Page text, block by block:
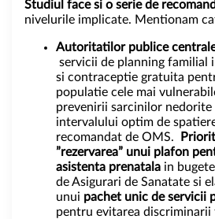
Studiul face si o serie de
nivelurile implicate. Mentionam
Autoritatilor publice
servicii de planning familial
si contraceptie gratuita
populatie cele mai
prevenirii sarcinilor
intervalului optim de
recomandat de OMS.
”rezervarea” unui plafon
asistenta prenatala in
de Asigurari de Sanatate si
unui pachet unic de servicii
pentru evitarea discriminarii